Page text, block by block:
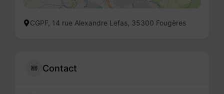
CGPF, 14 rue Alexandre Lefas, 35300 Fougères
Contact